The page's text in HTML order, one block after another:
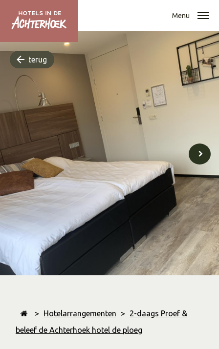
Menu
terug
> Hotelarrangementen >
2-daags Proef &
beleef de Achterhoek hotel de ploeg